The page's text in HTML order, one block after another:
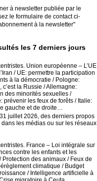
à newsletter publiée par le
le formulaire de contact ci-
à la newsletter"
les 7 derniers jours
Union européenne – L’UE
/ UE: permettre la participation
à la démocratie / Pologne:
c’est la Russie / Allemagne:
des minorités sexuelles /
prévenir les feux de forêts / Italie:
gauche et de droite…
juillet 2026, des derniers propos
les médias ou sur les réseaux
France – Loi intégrale sur
contre les enfants et les
Protection des animaux / Feux de
climatique / Budget
/ Intelligence artificielle à